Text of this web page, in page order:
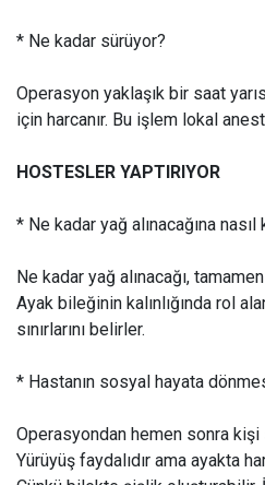
* Ne kadar sürüyor?
Operasyon yaklaşık bir saat
için harcanır. Bu işlem lokal
HOSTESLER YAPTIRIYOR
* Ne kadar yağ alınacağına
Ne kadar yağ alınacağı,
Ayak bileğinin kalınlığında rol
sınırlarını belirler.
* Hastanın sosyal hayata
Operasyondan hemen sonra kişi
Yürüyüş faydalıdır ama ayakta